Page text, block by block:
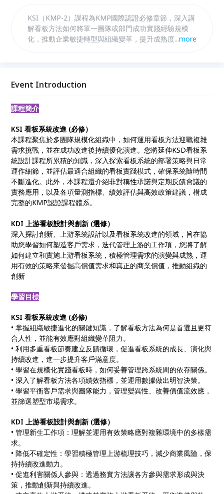
KSI（KMP-2）課程為KMP國際認證必修章節，深入講
解看板方法如何將單一團隊或部門成功實踐經驗規模
化，推動企業敏捷轉型與組織變革，提升成熟度與競爭
續改進。
...more
Event Introduction
課程簡介
KSI 看板系統改進 (必修）
本課程聚焦於多團隊規模化組織中，如何運用看板方法迎戰複雜
需求挑戰，並在成功改進後持續優化演進。您將延伸KSD看板系
統設計課程所累積的知識，深入探索看板系統的部署策略與日常
運作細節，並評估最適合組織的看板實踐模式，確保系統隨時間
不斷進化。此外，本課程還介紹非對稱性承諾與定期反饋會議的
實務應用，以及各項量測指標、績效評估與高效政策建議，構成
完整的KMP認證課程體系。
KDI 上游看板設計與創新 (選修）
深入探討創新、上游系統設計以及看板系統改進的領域，旨在協
助您學習如何塑造客戶需求，迭代管理上游的工作項，您將了解
如何建立和實施上游看板系統，積極管理需求的演變與成熟，運
用有效的策略來發掘高價值需求和真正的商業價值，推動組織的
創新
學習目標
KSI 看板系統改進 (必修)
• 掌握組織敏捷進化的關鍵知識，了解看板方法為何是首選且更符
合人性，並能有效應對組織變革阻力。
• 利用多重看板節奏建立反饋循環，促進看板系統的成長、演化與
持續改進，進一步提升客戶滿意度。
• 學習在規模化實踐看板時，如何妥善管理跨系統間的依存關係。
• 深入了解看板方法各項績效指標，並運用數據做出明智決策。
• 學習平衡客戶需求與團隊能力，管理變異性、改善價值流效應，
並篩選塑型市場需求。
KDI 上游看板設計與創新 (選修）
• 管理新生工作項：理解並運用有效策略應對複雜環境中的多樣需
求。
• 降低不確定性：學習積極管理上游梳理技巧，減少商業風險，保
持持續改進動力。
• 促進利害關係人參與：透過務實方法讓各方參與需求形成與決
策，推動創新與持續改進。